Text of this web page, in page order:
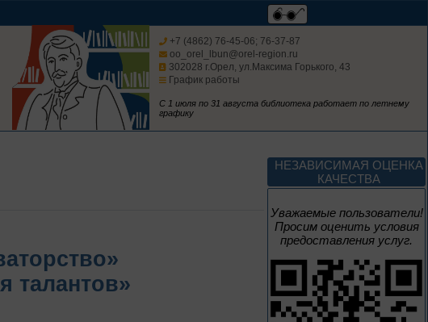
+7 (4862) 76-45-06; 76-37-87
oo_orel_lbun@orel-region.ru
302028 г.Орел, ул.Максима Горького, 43
График работы
С 1 июля по 31 августа библиотека работает по летнему
графику
талантов»
НЕЗАВИСИМАЯ ОЦЕНКА
КАЧЕСТВА
Уважаемые пользователи!
Просим оценить условия
предоставления услуг.
Мгновения
95 лет со дня рождения
Краеведение: в
помощь участника
1 июня – 31
августа
Безопасным будет
путь!